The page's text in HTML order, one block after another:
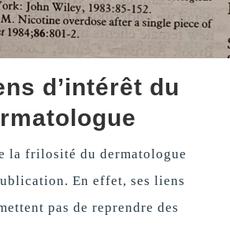
d’intérêt du
la frilosité du dermatologue
En effet, ses liens
pas de reprendre des